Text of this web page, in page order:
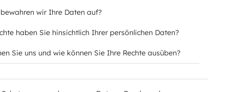
wir Ihre Daten auf?
haben Sie hinsichtlich Ihrer persönlichen Daten?
Sie uns und wie können Sie Ihre Rechte ausüben?